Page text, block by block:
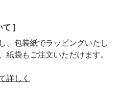
て ]
、包装紙でラッピングいたし
紙袋もご注文いただけます。
詳しく